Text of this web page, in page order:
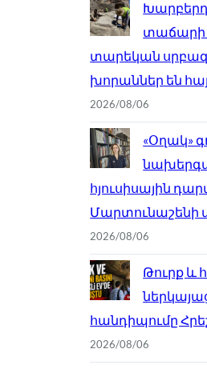
տաճարի
տարեկան
խորաններ են
2026/08/06
«Օղակ»
հյուսիսային
Մարտունաշենի
2026/08/06
Թուրք և
հանդիպումը
2026/08/06